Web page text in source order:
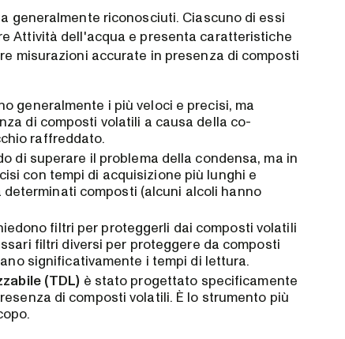
generalmente riconosciuti. Ciascuno di essi
Attività dell'acqua e presenta caratteristiche
misurazioni accurate in presenza di composti
generalmente i più veloci e precisi, ma
di composti volatili a causa della co-
raffreddato.
di superare il problema della condensa, ma in
con tempi di acquisizione più lunghi e
composti (alcuni alcoli hanno
filtri per proteggerli dai composti volatili
filtri diversi per proteggere da composti
significativamente i tempi di lettura.
(TDL) è stato progettato specificamente
di composti volatili. È lo strumento più